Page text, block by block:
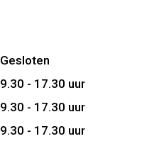
Gesloten
9.30 - 17.30 uur
9.30 - 17.30 uur
9.30 - 17.30 uur